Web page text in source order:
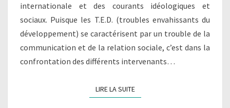
internationale et des courants idéologiques et
sociaux. Puisque les T.E.D. (troubles envahissants du
développement) se caractérisent par un trouble de la
communication et de la relation sociale, c’est dans la
confrontation des différents intervenants…
LIRE LA SUITELIRE LA SUITE